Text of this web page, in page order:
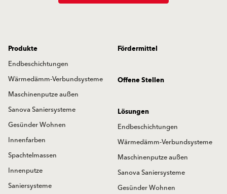
Produkte
Endbeschichtungen
Wärmedämm-Verbundsysteme
Maschinenputze außen
Sanova Saniersysteme
Gesünder Wohnen
Innenfarben
Spachtelmassen
Innenputze
Saniersysteme
Fördermittel
Offene Stellen
Lösungen
Endbeschichtungen
Wärmedämm-Verbundsysteme
Maschinenputze außen
Sanova Saniersysteme
Gesünder Wohnen